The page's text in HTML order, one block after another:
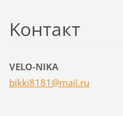
Koнтакт
VELO-NIKA
bikki8181@mail.ru